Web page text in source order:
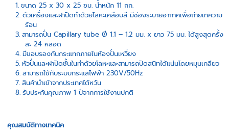
ขนาด 25 x 30 x 25 ซม. น้ำหนัก 11 กก.
ตัวเครื่องและฝาปิดทำด้วยโลหะเคลือบสี มีช่องระบายอากาศเพื่อถ่ายเทความ
ร้อน
สามารถปั่น Capillary tube Ø 1.1 – 1.2 มม. x ยาว 75 มม. ได้สูงสุดครั้ง
ละ 24 หลอด
มีขอบรองกันกระแทกภายในห้องปั่นเหวี่ยง
หัวปั่นและฝาปิดชั้นในทำด้วยโลหะและสามารถปิดสนิทได้แน่นโดยหมุนเกลียว
สามารถใช้กับระบบกระแสไฟฟ้า 230V/50Hz
สินค้านำเข้าจากประเทศไต้หวัน
รับประกันคุณภาพ 1 ปีจากการใช้งานปกติ
คุณสมบัติทางเทคนิค